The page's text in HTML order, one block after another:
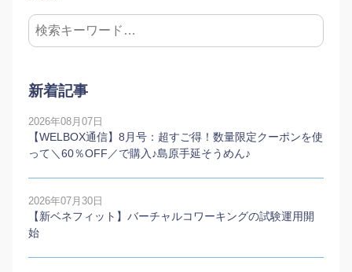
新着記事
2026年08月07日
【WELBOX通信】8月号：超すご得！数量限定クーポンを使
って＼60％OFF／で購入♪島原手延そうめん♪
2026年07月30日
【新ベネフィット】バーチャルコワーキングの試験運用開
始